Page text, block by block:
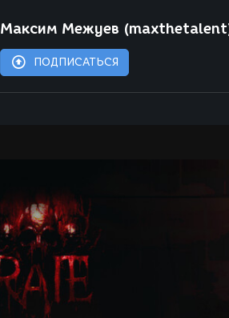
Максим Межуев
ПОДПИСАТЬСЯ